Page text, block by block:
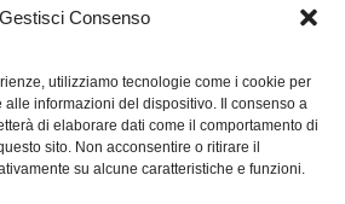
Gestisci Consenso
utilizziamo tecnologie come i cookie per
informazioni del dispositivo. Il consenso a
di elaborare dati come il comportamento di
sito. Non acconsentire o ritirare il
su alcune caratteristiche e funzioni.
amet, consectetur adipiscing
nibh ligula, sed viverra